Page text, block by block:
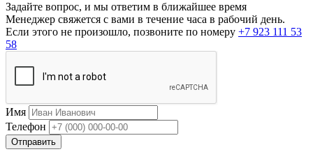
Задайте вопрос, и мы ответим в ближайшее время
Менеджер свяжется с вами в течение часа в рабочий день.
Если этого не произошло, позвоните по номеру +7 923 111 53
58
Имя
Телефон